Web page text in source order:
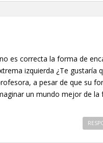
es correcta la forma de
izquierda ¿Te gustaría
a pesar de que su
un mundo mejor de la